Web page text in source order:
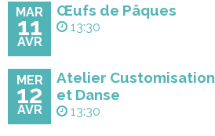
MAR
11
AVR
Œufs de Pâques
13:30
MER
12
AVR
Atelier Customisation
et Danse
13:30